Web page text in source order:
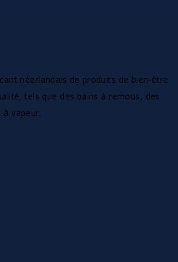
néerlandais de produits de bien-être
tels que des bains à remous, des
à vapeur.